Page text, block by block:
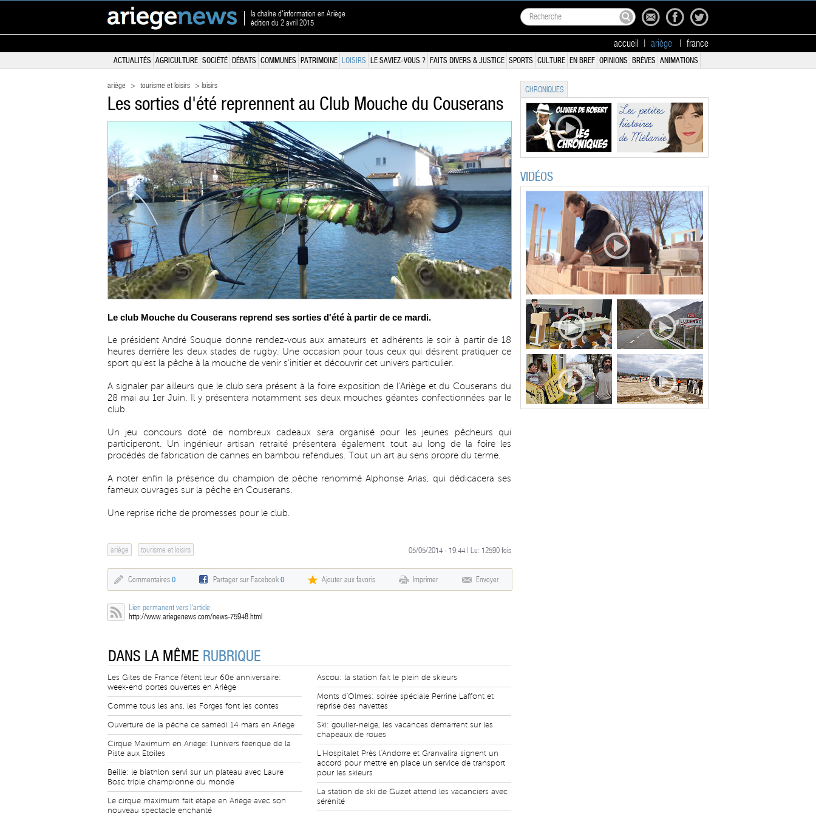
la chaîne d'information en Ariège
édition du 2 avril 2015
accueil ariège france
ACTUALITÉS AGRICULTURE SOCIÉTÉ DÉBATS COMMUNES PATRIMOINE LOISIRS LE SAVIEZ-VOUS ? FAITS DIVERS & JUSTICE SPORTS CULTURE EN BREF OPINIONS BRÈVES ANIMATIONS
ariège > tourisme et loisirs > loisirs
Les sorties d'été reprennent au Club Mouche du Couserans
Le club Mouche du Couserans reprend ses sorties d'été à partir de ce mardi.
Le président André Souque donne rendez-vous aux amateurs et adhérents le soir à partir de 18
heures derrière les deux stades de rugby. Une occasion pour tous ceux qui désirent pratiquer ce
sport qu'est la pêche à la mouche de venir s'initier et découvrir cet univers particulier.
A signaler par ailleurs que le club sera présent à la foire exposition de l'Ariège et du Couserans du
28 mai au 1er Juin. Il y présentera notamment ses deux mouches géantes confectionnées par le
club.
Un jeu concours doté de nombreux cadeaux sera organisé pour les jeunes pêcheurs qui
participeront. Un ingénieur artisan retraité présentera également tout au long de la foire les
procédés de fabrication de cannes en bambou refendues. Tout un art au sens propre du terme.
A noter enfin la présence du champion de pêche renommé Alphonse Arias, qui dédicacera ses
fameux ouvrages sur la pêche en Couserans.
Une reprise riche de promesses pour le club.
ariège tourisme et loisirs 05/05/2014 - 19:44 | Lu: 12590 fois
Commentaires 0 Partager sur Facebook0 Ajouter aux favoris Imprimer Envoyer
Lien permanent vers l'article:
http://www.ariegenews.com/news-75948.html
DANS LA MÊME RUBRIQUE
Les Gites de France fêtent leur 60e anniversaire:
week-end portes ouvertes en Ariège
Comme tous les ans, les Forges font les contes
Ouverture de la pêche ce samedi 14 mars en Ariège
Cirque Maximum en Ariège: l'univers féérique de la
Piste aux Etoiles
Beille: le biathlon servi sur un plateau avec Laure
Bosc triple championne du monde
Le cirque maximum fait étape en Ariège avec son
nouveau spectacle enchanté
Ascou: la station fait le plein de skieurs
Monts d'Olmes: soirée spéciale Perrine Laffont et
reprise des navettes
Ski: goulier-neige, les vacances démarrent sur les
chapeaux de roues
L'Hospitalet Près l'Andorre et Granvalira signent un
accord pour mettre en place un service de transport
pour les skieurs
La station de ski de Guzet attend les vacanciers avec
sérénité
CHRONIQUES
VIDÉOS